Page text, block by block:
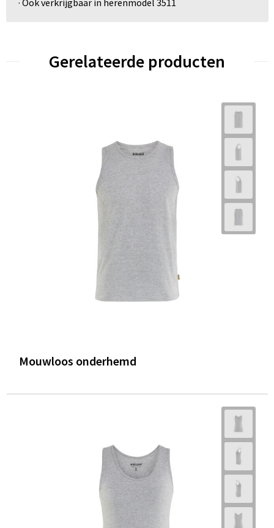
· Ook verkrijgbaar in herenmodel 3511
Gerelateerde producten
Mouwloos onderhemd